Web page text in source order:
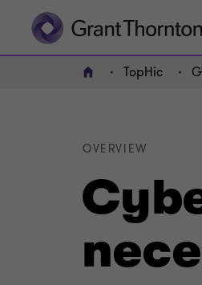
HOME TopHic
OVERVIEW